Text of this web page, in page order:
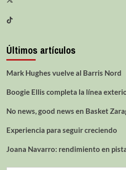
Últimos artículos
Mark Hughes vuelve al Barris Nord
Boogie Ellis completa la línea
No news, good news en Basket
Experiencia para seguir creciendo
Joana Navarro: rendimiento en